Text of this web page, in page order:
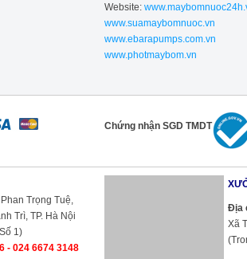
Website:
www.suamaybomnuoc.vn
www.ebarapumps.com.vn
www.photmaybom.vn
Chứng nhận SGD TMDT
Huyện Thanh
Địa
Xã